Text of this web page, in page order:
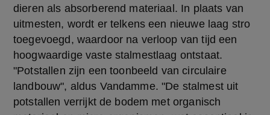
dieren als absorberend materiaal. In plaats van
uitmesten, wordt er telkens een nieuwe laag stro
toegevoegd, waardoor na verloop van tijd een
hoogwaardige vaste stalmestlaag ontstaat.
"Potstallen zijn een toonbeeld van circulaire
landbouw", aldus Vandamme. "De stalmest uit
potstallen verrijkt de bodem met organisch